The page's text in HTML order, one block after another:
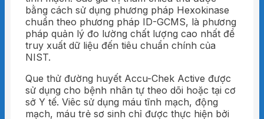
bằng cách sử dụng phương pháp Hexokinase
chuẩn theo phương pháp ID-GCMS, là phương
pháp quản lý đo lường chất lượng cao nhất để
truy xuất dữ liệu đến tiêu chuẩn chính của
NIST.
Que thử đường huyết Accu-Chek Active được
sử dụng cho bệnh nhân tự theo dõi hoặc tại cơ
sở Y tế. Viêc sử dụng máu tĩnh mạch, động
mạch, máu trẻ sơ sinh chỉ được thực hiện bởi